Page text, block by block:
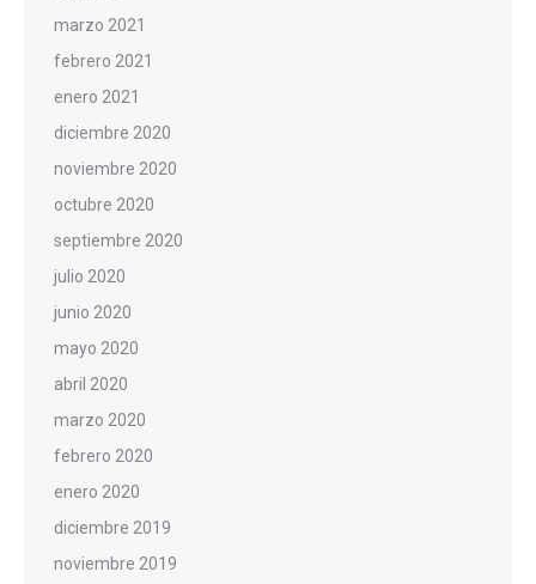
marzo 2021
febrero 2021
enero 2021
diciembre 2020
noviembre 2020
octubre 2020
septiembre 2020
julio 2020
junio 2020
mayo 2020
abril 2020
marzo 2020
febrero 2020
enero 2020
diciembre 2019
noviembre 2019